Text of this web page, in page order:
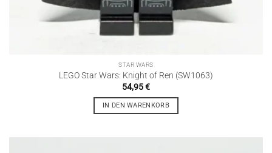
STAR WARS
LEGO Star Wars: Knight of Ren (SW1063)
54,95€
IN DEN WARENKORB